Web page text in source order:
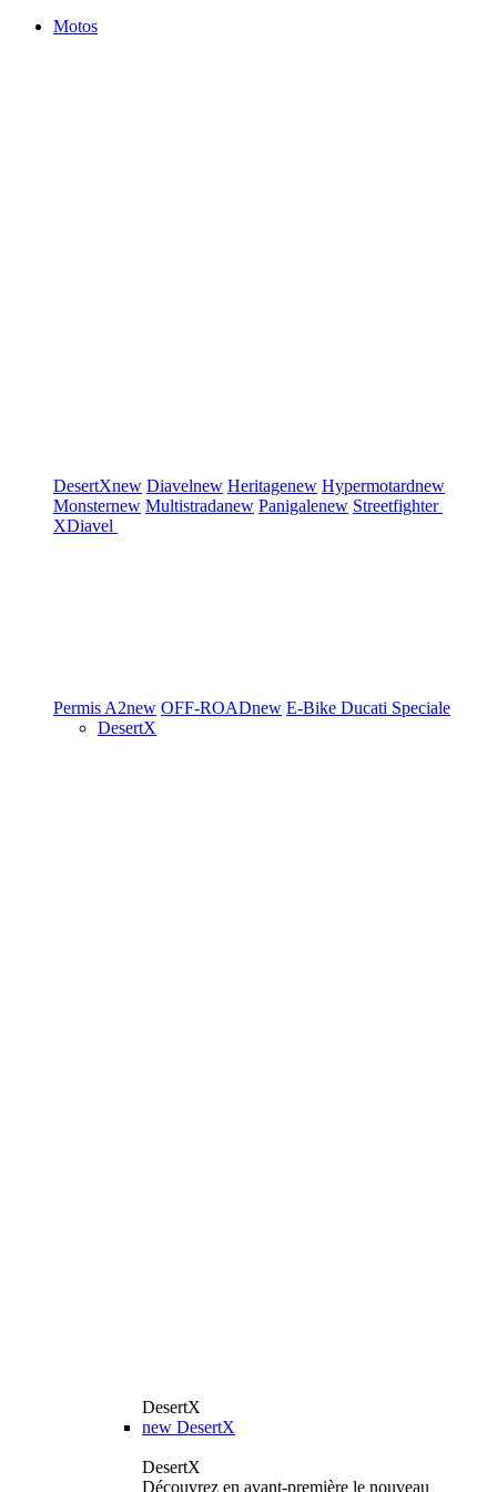
Motos
DesertXnew Diavelnew Heritagenew Hypermotardnew
Monsternew Multistradanew Panigalenew Streetfighter
XDiavel
Permis A2new OFF-ROADnew E-Bike Ducati Speciale
DesertX
DesertX
new DesertX
DesertX
Découvrez en avant-première le nouveau